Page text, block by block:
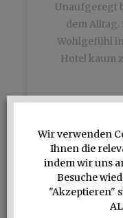
Unaufgeregt
dem
Wohlgefühl
Hotel kaum
Wir verwenden
Ihnen die
indem wir uns
Besuche
"Akzeptieren"